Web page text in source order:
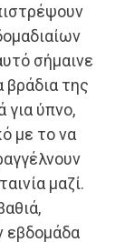
σήμαινε
βράδια της
για ύπνο,
με το να
μαζί.
εβδομάδα